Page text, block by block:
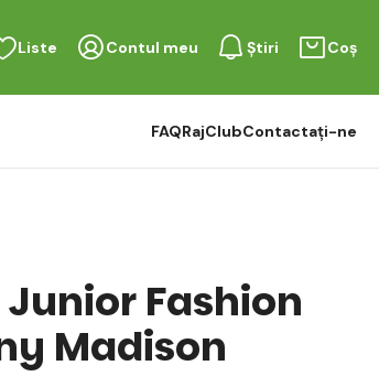
Liste Contul meu Știri Coș
FAQRajClubContactați-ne
Fashion
Madison